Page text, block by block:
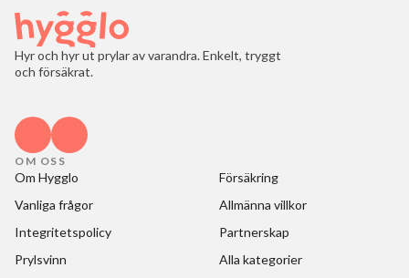
Hyr och hyr ut prylar av varandra. Enkelt, tryggt
och försäkrat.
OM OSS
Om Hygglo
Försäkring
Vanliga frågor
Allmänna villkor
Integritetspolicy
Partnerskap
Prylsvinn
Alla kategorier